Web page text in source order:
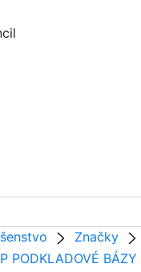
Značky
PODKLADOVÉ BÁZY